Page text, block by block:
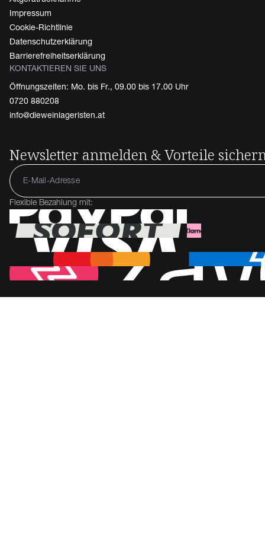
Impressum
Cookie-Richtlinie
Datenschutzerklärung
Barrierefreiheitserklärung
KONTAKTIEREN SIE UNS
Öffnungszeiten: Mo. bis Fr., 09.00 bis 17.00 Uhr
0720 880208
info@dieweinlageristen.at
Newsletter anmelden & Vorteile
Flexible Bezahlung mit: